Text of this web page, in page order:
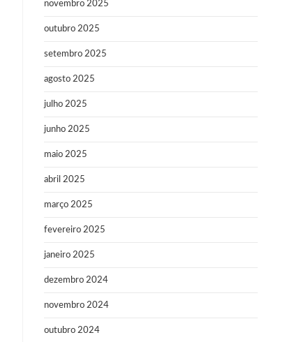
novembro 2025
outubro 2025
setembro 2025
agosto 2025
julho 2025
junho 2025
maio 2025
abril 2025
março 2025
fevereiro 2025
janeiro 2025
dezembro 2024
novembro 2024
outubro 2024